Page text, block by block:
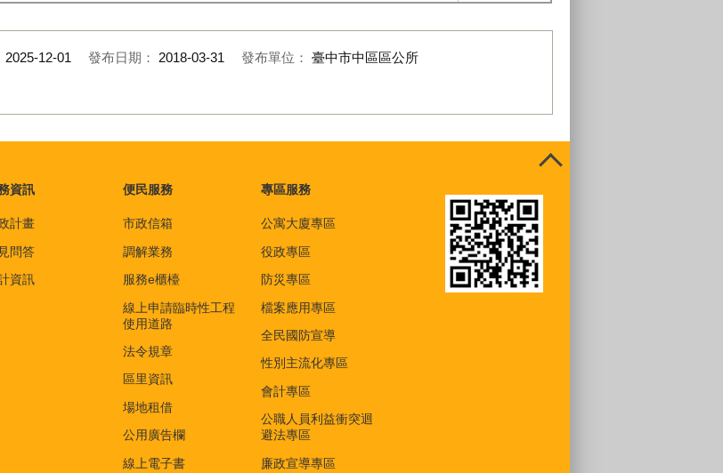
2025-12-01 發布日期： 2018-03-31 發布單位： 臺中市中區區公所
資訊
計畫
問答
資訊
便民服務
市政信箱
調解業務
服務e櫃檯
線上申請臨時性工程
使用道路
法令規章
區里資訊
場地租借
公用廣告欄
線上電子書
專區服務
公寓大廈專區
役政專區
防災專區
檔案應用專區
全民國防宣導
性別主流化專區
會計專區
公職人員利益衝突迴
避法專區
廉政宣導專區